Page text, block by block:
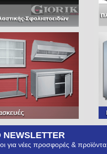
για νέες προσφορές & προϊόντα.